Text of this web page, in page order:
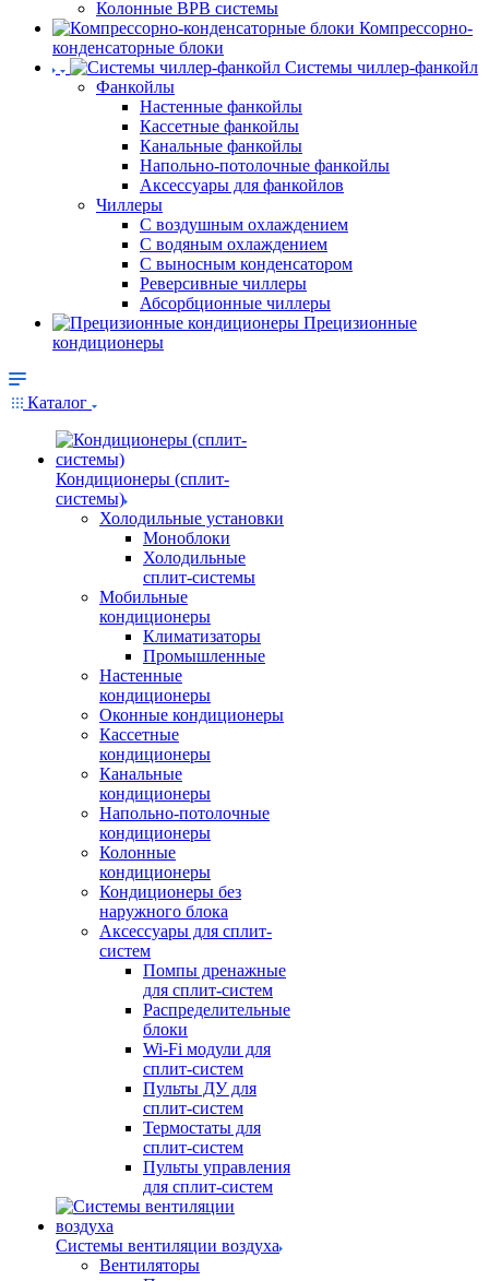
Колонные ВРВ системы
Компрессорно-
конденсаторные блоки
Системы чиллер-фанкойл
Фанкойлы
Настенные фанкойлы
Кассетные фанкойлы
Канальные фанкойлы
Напольно-потолочные фанкойлы
Аксессуары для фанкойлов
Чиллеры
С воздушным охлаждением
С водяным охлаждением
С выносным конденсатором
Реверсивные чиллеры
Абсорбционные чиллеры
Прецизионные
кондиционеры
Каталог
Кондиционеры (сплит-
системы)
Холодильные установки
Моноблоки
Холодильные
сплит-системы
Мобильные
кондиционеры
Климатизаторы
Промышленные
Настенные
кондиционеры
Оконные кондиционеры
Кассетные
кондиционеры
Канальные
кондиционеры
Напольно-потолочные
кондиционеры
Колонные
кондиционеры
Кондиционеры без
наружного блока
Аксессуары для сплит-
систем
Помпы дренажные
для сплит-систем
Распределительные
блоки
Wi-Fi модули для
сплит-систем
Пульты ДУ для
сплит-систем
Термостаты для
сплит-систем
Пульты управления
для сплит-систем
Системы вентиляции воздуха
Вентиляторы